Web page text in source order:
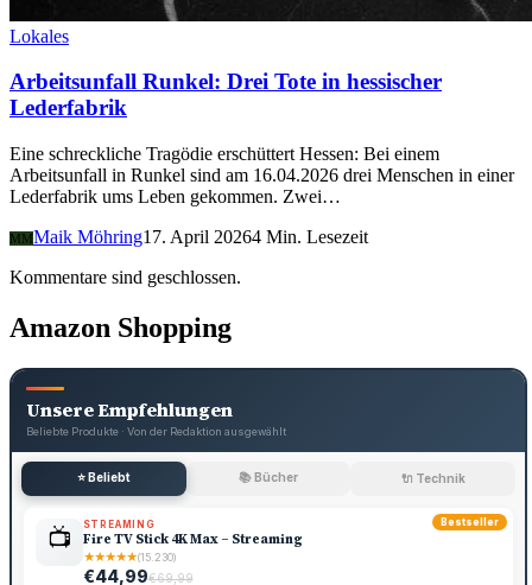
Lokales
Arbeitsunfall Runkel: Drei Tote in hessischer
Lederfabrik
Eine schreckliche Tragödie erschüttert Hessen: Bei einem
Arbeitsunfall in Runkel sind am 16.04.2026 drei Menschen in einer
Lederfabrik ums Leben gekommen. Zwei…
MMMaik Möhring17. April 20264 Min. Lesezeit
Kommentare sind geschlossen.
Amazon Shopping
Unsere Empfehlungen
Beliebte Produkte · Von der Redaktion ausgewählt
⭐ Beliebt 📚 Bücher 🔌 Technik
Bestseller
📺 STREAMING
Fire TV Stick 4K Max – Streaming
★★★★★(15.230)
€44,99€69,99